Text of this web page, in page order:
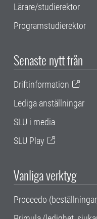
Lärare/studierektor
Programstudierektor
Senaste nytt från
Driftinformation
Lediga anställningar
SLU i media
SLU Play
Vanliga verktyg
Proceedo